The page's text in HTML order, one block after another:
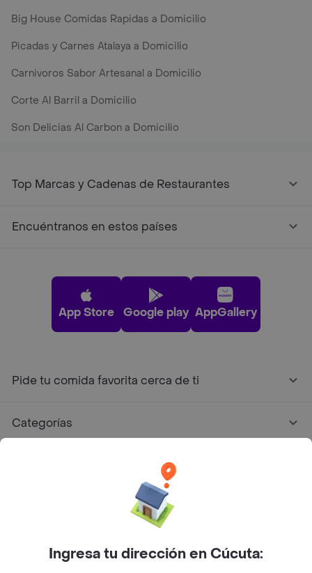
Big House Comidas Rapidas a Domicilio
Picadas y Carnes Atalaya a Domicilio
Carnivoros Sabor Artesanal a Domicilio
Corte Al Barril a Domicilio
Son Delicias Al Carbon a Domicilio
Top Marcas y Cadenas de Restaurantes
Encuéntranos en estos países
App Store Google play AppGallery
Pide tu comida favorita cerca de ti
Categorías
Facebook
Twitter
Instagram
Ingresa tu dirección en Cúcuta: